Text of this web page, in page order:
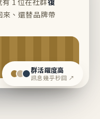
來、還替品牌帶
群活躍度高
訊息幾乎秒回 ↗